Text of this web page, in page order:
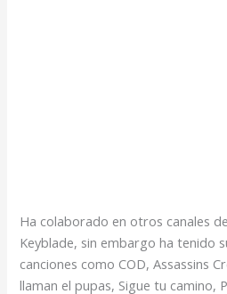
Ha colaborado en otros canales
Keyblade, sin embargo ha tenido
canciones como COD, Assassins
llaman el pupas, Sigue tu camino,